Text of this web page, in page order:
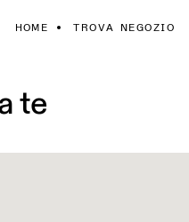
HOME TROVA NEGOZIO
te